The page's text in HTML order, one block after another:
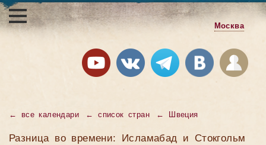
Москва
← все календари ←список стран ← Швеция
Разница во времени: Исламабад и Стокгольм